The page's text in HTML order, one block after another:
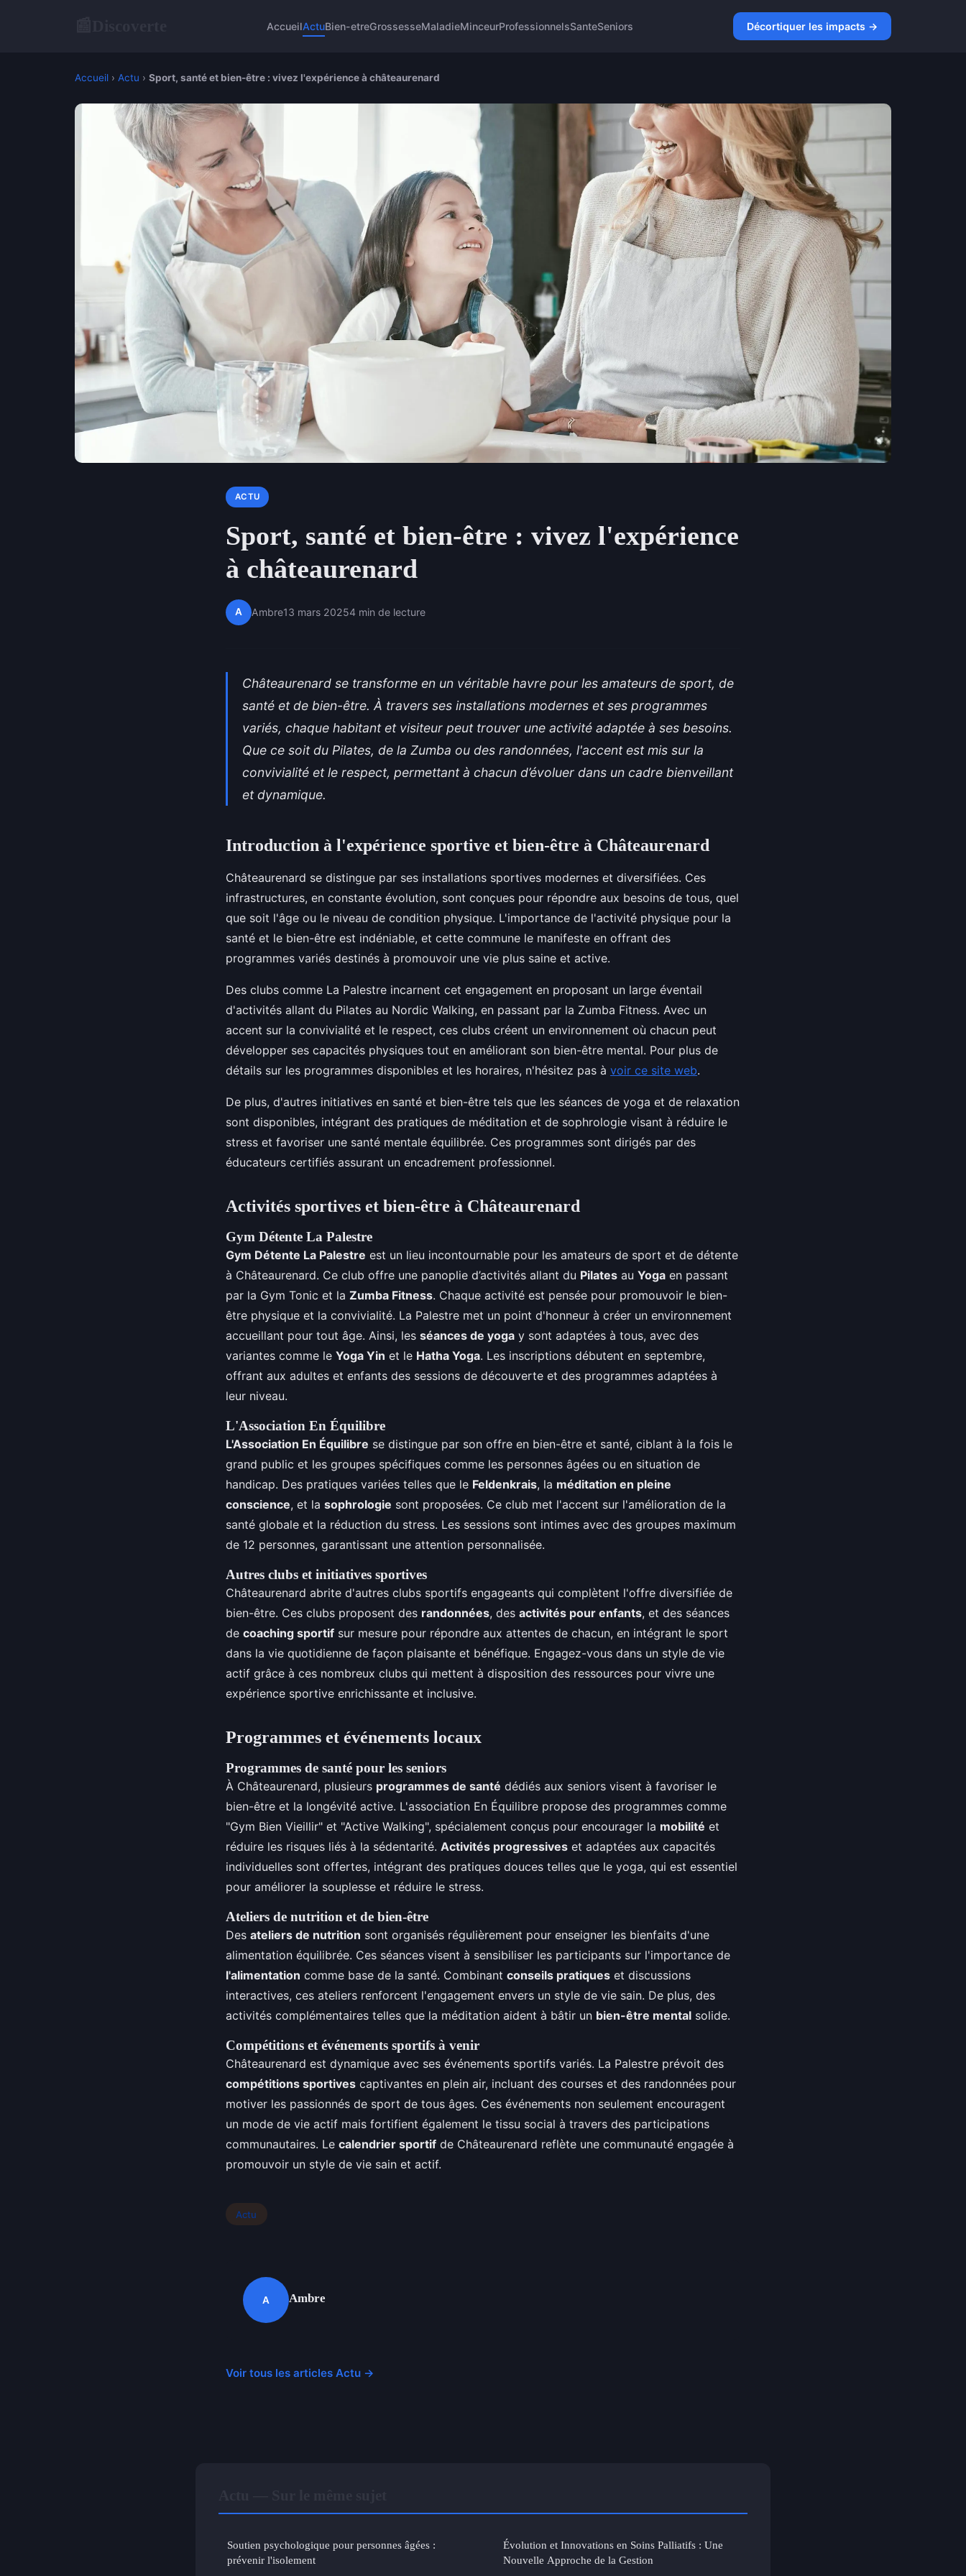
AccueilActuBien-etreGrossesseMaladieMinceurProfessionnelsSanteSeniors Décortiquer les impacts →
Accueil › Actu › Sport, santé et bien-être : vivez l'expérience à châteaurenard
ACTU
Sport, santé et bien-être : vivez l'expérience
à châteaurenard
A Ambre13 mars 20254 min de lecture
Châteaurenard se transforme en un véritable havre pour les amateurs de sport, de
santé et de bien-être. À travers ses installations modernes et ses programmes
variés, chaque habitant et visiteur peut trouver une activité adaptée à ses besoins.
Que ce soit du Pilates, de la Zumba ou des randonnées, l'accent est mis sur la
convivialité et le respect, permettant à chacun d’évoluer dans un cadre bienveillant
et dynamique.
Introduction à l'expérience sportive et bien-être à Châteaurenard
Châteaurenard se distingue par ses installations sportives modernes et diversifiées. Ces
infrastructures, en constante évolution, sont conçues pour répondre aux besoins de tous, quel
que soit l'âge ou le niveau de condition physique. L'importance de l'activité physique pour la
santé et le bien-être est indéniable, et cette commune le manifeste en offrant des
programmes variés destinés à promouvoir une vie plus saine et active.
Des clubs comme La Palestre incarnent cet engagement en proposant un large éventail
d'activités allant du Pilates au Nordic Walking, en passant par la Zumba Fitness. Avec un
accent sur la convivialité et le respect, ces clubs créent un environnement où chacun peut
développer ses capacités physiques tout en améliorant son bien-être mental. Pour plus de
détails sur les programmes disponibles et les horaires, n'hésitez pas à voir ce site web.
De plus, d'autres initiatives en santé et bien-être tels que les séances de yoga et de relaxation
sont disponibles, intégrant des pratiques de méditation et de sophrologie visant à réduire le
stress et favoriser une santé mentale équilibrée. Ces programmes sont dirigés par des
éducateurs certifiés assurant un encadrement professionnel.
Activités sportives et bien-être à Châteaurenard
Gym Détente La Palestre
Gym Détente La Palestre est un lieu incontournable pour les amateurs de sport et de détente
à Châteaurenard. Ce club offre une panoplie d’activités allant du Pilates au Yoga en passant
par la Gym Tonic et la Zumba Fitness. Chaque activité est pensée pour promouvoir le bien-
être physique et la convivialité. La Palestre met un point d'honneur à créer un environnement
accueillant pour tout âge. Ainsi, les séances de yoga y sont adaptées à tous, avec des
variantes comme le Yoga Yin et le Hatha Yoga. Les inscriptions débutent en septembre,
offrant aux adultes et enfants des sessions de découverte et des programmes adaptées à
leur niveau.
L'Association En Équilibre
L'Association En Équilibre se distingue par son offre en bien-être et santé, ciblant à la fois le
grand public et les groupes spécifiques comme les personnes âgées ou en situation de
handicap. Des pratiques variées telles que le Feldenkrais, la méditation en pleine
conscience, et la sophrologie sont proposées. Ce club met l'accent sur l'amélioration de la
santé globale et la réduction du stress. Les sessions sont intimes avec des groupes maximum
de 12 personnes, garantissant une attention personnalisée.
Autres clubs et initiatives sportives
Châteaurenard abrite d'autres clubs sportifs engageants qui complètent l'offre diversifiée de
bien-être. Ces clubs proposent des randonnées, des activités pour enfants, et des séances
de coaching sportif sur mesure pour répondre aux attentes de chacun, en intégrant le sport
dans la vie quotidienne de façon plaisante et bénéfique. Engagez-vous dans un style de vie
actif grâce à ces nombreux clubs qui mettent à disposition des ressources pour vivre une
expérience sportive enrichissante et inclusive.
Programmes et événements locaux
Programmes de santé pour les seniors
À Châteaurenard, plusieurs programmes de santé dédiés aux seniors visent à favoriser le
bien-être et la longévité active. L'association En Équilibre propose des programmes comme
"Gym Bien Vieillir" et "Active Walking", spécialement conçus pour encourager la mobilité et
réduire les risques liés à la sédentarité. Activités progressives et adaptées aux capacités
individuelles sont offertes, intégrant des pratiques douces telles que le yoga, qui est essentiel
pour améliorer la souplesse et réduire le stress.
Ateliers de nutrition et de bien-être
Des ateliers de nutrition sont organisés régulièrement pour enseigner les bienfaits d'une
alimentation équilibrée. Ces séances visent à sensibiliser les participants sur l'importance de
l'alimentation comme base de la santé. Combinant conseils pratiques et discussions
interactives, ces ateliers renforcent l'engagement envers un style de vie sain. De plus, des
activités complémentaires telles que la méditation aident à bâtir un bien-être mental solide.
Compétitions et événements sportifs à venir
Châteaurenard est dynamique avec ses événements sportifs variés. La Palestre prévoit des
compétitions sportives captivantes en plein air, incluant des courses et des randonnées pour
motiver les passionnés de sport de tous âges. Ces événements non seulement encouragent
un mode de vie actif mais fortifient également le tissu social à travers des participations
communautaires. Le calendrier sportif de Châteaurenard reflète une communauté engagée à
promouvoir un style de vie sain et actif.
Actu
A Ambre
Voir tous les articles Actu →
Soutien psychologique pour personnes âgées :
prévenir l'isolement
Évolution et Innovations en Soins Palliatifs : Une
Nouvelle Approche de la Gestion